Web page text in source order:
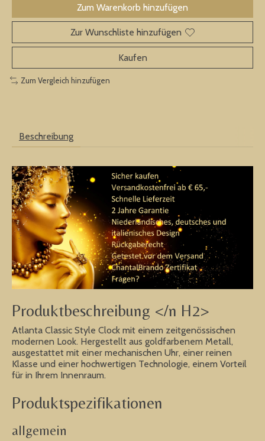
Zum Warenkorb hinzufügen
Zur Wunschliste hinzufügen
Kaufen
Zum Vergleich hinzufügen
Beschreibung
Produktbeschreibung </n H2>
Atlanta Classic Style Clock mit einem zeitgenössischen
modernen Look. Hergestellt aus goldfarbenem Metall,
ausgestattet mit einer mechanischen Uhr, einer reinen
Klasse und einer hochwertigen Technologie, einem Vorteil
für in Ihrem Innenraum.
Produktspezifikationen
allgemein